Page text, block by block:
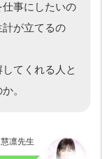
事にしたいの
が立てるの
てくれる人と
。
慧凛先生